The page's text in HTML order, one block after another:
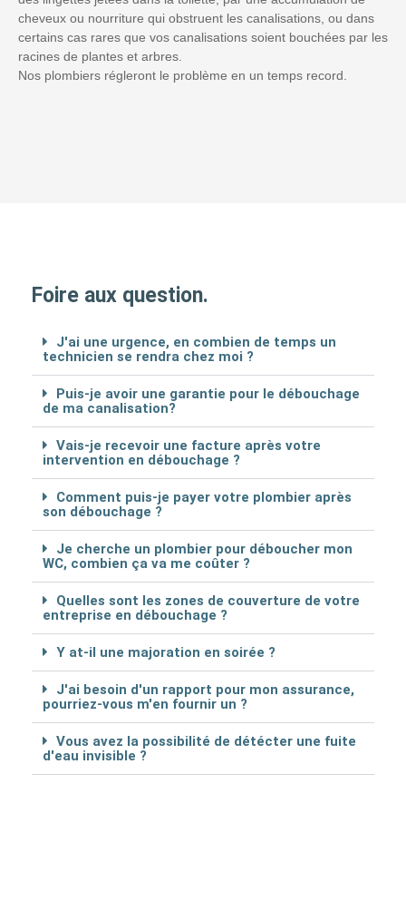
cheveux ou nourriture qui obstruent les canalisations, ou dans
certains cas rares que vos canalisations soient bouchées par les
racines de plantes et arbres.
Nos plombiers régleront le problème en un temps record.
Foire aux question.
J'ai une urgence, en combien de temps un
technicien se rendra chez moi ?
Puis-je avoir une garantie pour le débouchage
de ma canalisation?
Vais-je recevoir une facture après votre
intervention en débouchage ?
Comment puis-je payer votre plombier après
son débouchage ?
Je cherche un plombier pour déboucher mon
WC, combien ça va me coûter ?
Quelles sont les zones de couverture de votre
entreprise en débouchage ?
Y at-il une majoration en soirée ?
J'ai besoin d'un rapport pour mon assurance,
pourriez-vous m'en fournir un ?
Vous avez la possibilité de détécter une fuite
d'eau invisible ?